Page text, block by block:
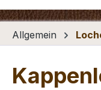
Allgemein